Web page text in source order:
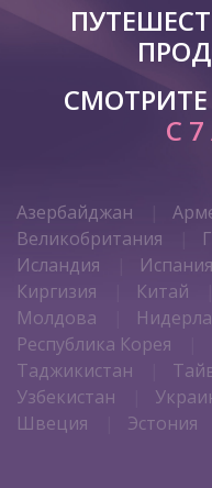
С
Азербайджан
Великобритания
Исландия
Испания
Киргизия
Китай
Молдова
Республика Корея
Таджикистан
Узбекистан
Швеция
Эстония